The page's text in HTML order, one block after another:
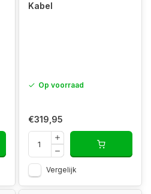
Kabel
Op voorraad
€319,95
Vergelijk